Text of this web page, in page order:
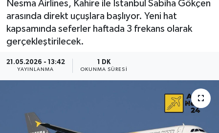
Nesma Airlines, Kahire ile İstanbul Sabiha Gökçen
arasında direkt uçuşlara başlıyor. Yeni hat
kapsamında seferler haftada 3 frekans olarak
gerçekleştirilecek.
21.05.2026 - 13:42
YAYINLANMA
1 DK
OKUNMA SÜRESI